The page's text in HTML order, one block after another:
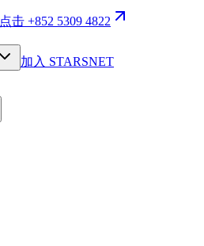
点击 +852 5309 4822
加入 STARSNET